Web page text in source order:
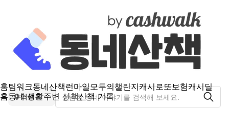
홈팀워크동네산책런마일모두의챌린지캐시로또보험캐시딜
홈동네 생활주변 산책산책 기록
역촌동